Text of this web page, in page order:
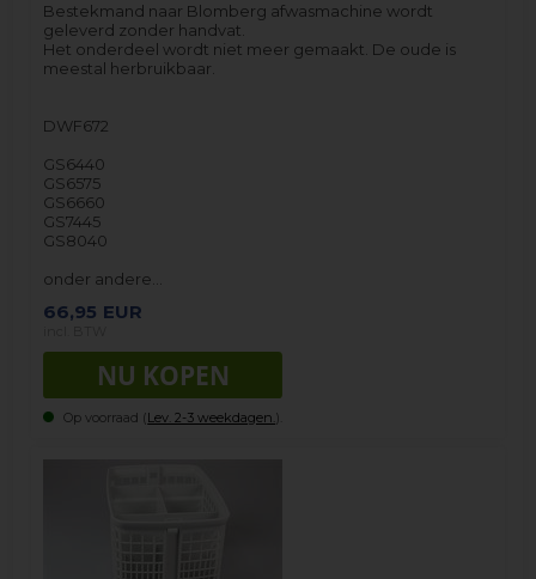
Bestekmand naar Blomberg afwasmachine wordt
geleverd zonder handvat.
Het onderdeel wordt niet meer gemaakt. De oude is
meestal herbruikbaar.
DWF672
GS6440
GS6575
GS6660
GS7445
GS8040
onder andere…
66,95 EUR
Op voorraad (Lev. 2-3 weekdagen. ).